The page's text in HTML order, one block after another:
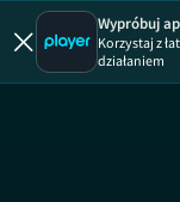
Wypróbuj
Korzystaj z
działaniem